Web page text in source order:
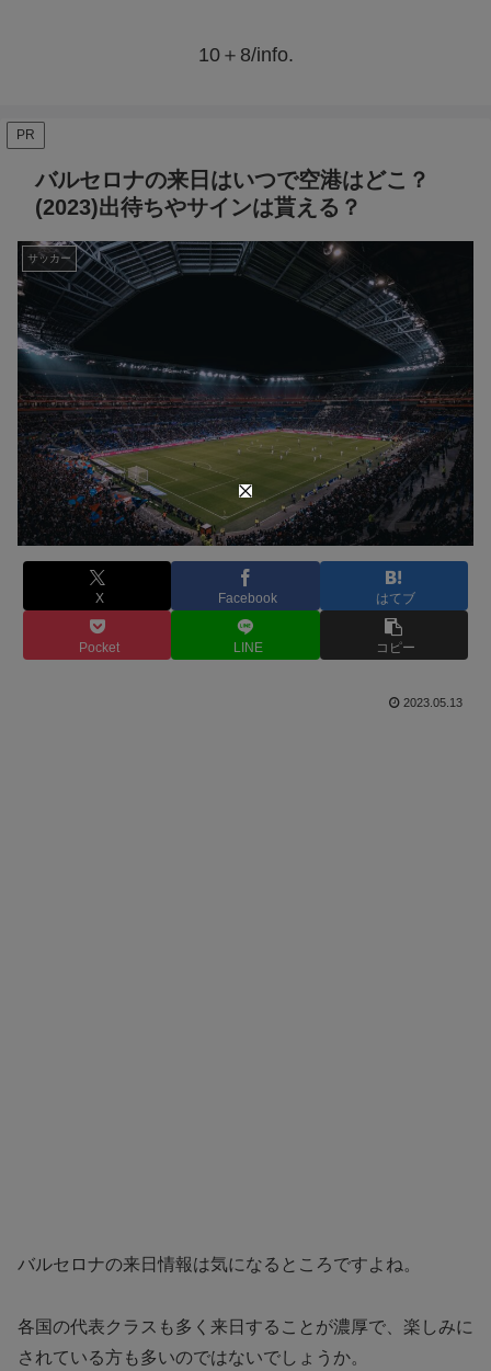
10＋8/info.
PR
バルセロナの来日はいつで空港はどこ？
(2023)出待ちやサインは貰える？
サッカー
X Facebook はてブ
Pocket LINE コピー
2023.05.13
バルセロナの来日情報は気になるところですよね。
各国の代表クラスも多く来日することが濃厚で、楽しみに
されている方も多いのではないでしょうか。